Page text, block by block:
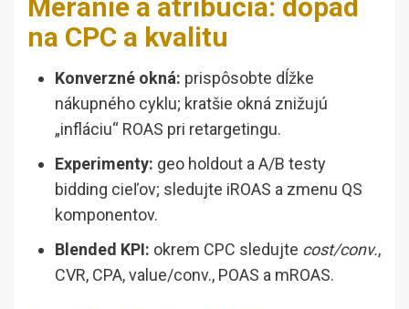
Meranie a atribúcia: dopad
na CPC a kvalitu
Konverzné okná: prispôsobte dĺžke
nákupného cyklu; kratšie okná znižujú
„infláciu“ ROAS pri retargetingu.
Experimenty: geo holdout a A/B testy
bidding cieľov; sledujte iROAS a zmenu QS
komponentov.
Blended KPI: okrem CPC sledujte cost/conv.,
CVR, CPA, value/conv., POAS a mROAS.